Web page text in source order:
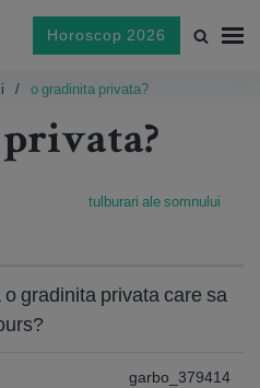
Horoscop 2026
o gradinita privata?
tulburari ale somnului
gradinita privata care sa
garbo_379414